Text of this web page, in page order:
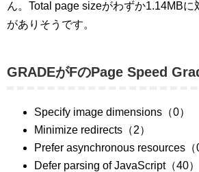
ん。Total page sizeがわずか1.14MBに
がありそうです。
GRADEがFのPage Speed
Specify image dimensions（0）
Minimize redirects（2）
Prefer asynchronous resources（0
Defer parsing of JavaScript（40）